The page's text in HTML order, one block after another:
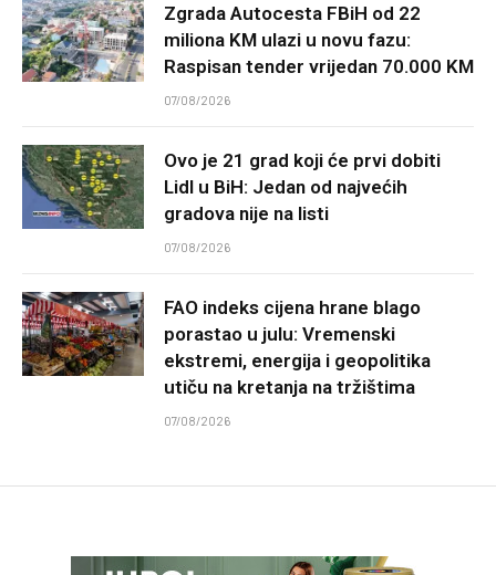
Zgrada Autocesta FBiH od 22
miliona KM ulazi u novu fazu:
Raspisan tender vrijedan 70.000 KM
07/08/2026
Ovo je 21 grad koji će prvi dobiti
Lidl u BiH: Jedan od najvećih
gradova nije na listi
07/08/2026
FAO indeks cijena hrane blago
porastao u julu: Vremenski
ekstremi, energija i geopolitika
utiču na kretanja na tržištima
07/08/2026